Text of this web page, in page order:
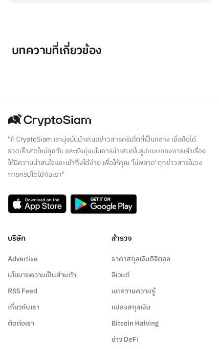
บทความที่เกี่ยวข้อง
"ที่ CryptoSiam เรามุ่งมั่นนำเสนอข่าวสารคริปโตที่เป็นกลาง เชื่อถือได้
รวดเร็วสดใหม่ทุกวัน และยังมุ่งเน้นการนำเสนอในรูปแบบของการเล่าเรื่อง
ให้มีความน่าสนใจและเข้าถึงได้ง่าย เพื่อให้คุณ 'ไม่พลาด' ทุกข่าวสารในวง
การคริปโตไปกับเรา"
บริษัท
Advertise
นโยบายความเป็นส่วนตัว
RSS Feed
เกี่ยวกับเรา
ติดต่อเรา
สำรวจ
ราคาสกุลเงินดิจิตอล
อีเวนต์
บทความความรู้
แปลงสกุลเงิน
Bitcoin Halving
ข่าว DeFi